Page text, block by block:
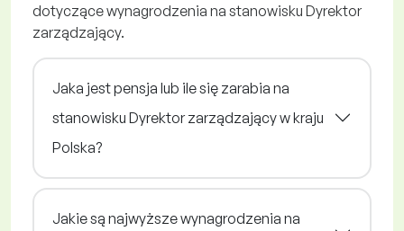
dotyczące wynagrodzenia na stanowisku Dyrektor
zarządzający.
Jaka jest pensja lub ile się zarabia na
stanowisku Dyrektor zarządzający w kraju
Polska?
Jakie są najwyższe wynagrodzenia na